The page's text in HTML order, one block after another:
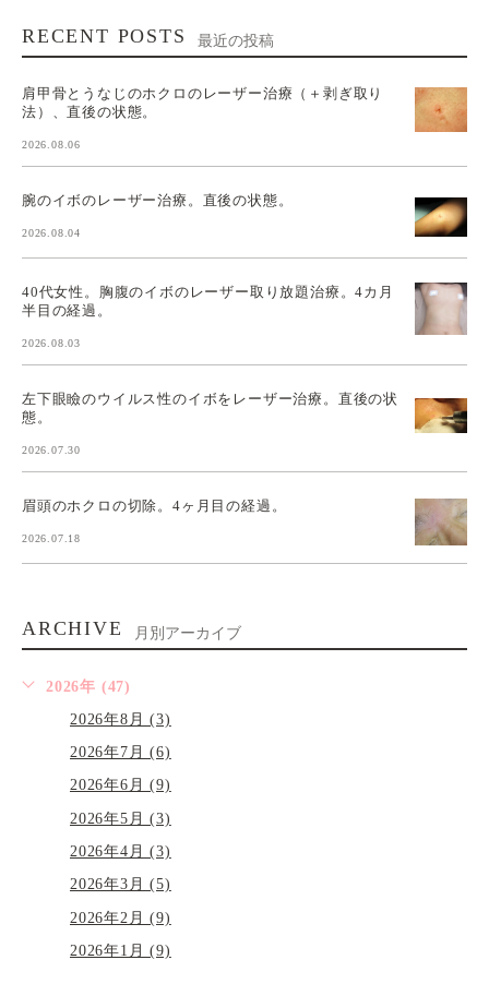
RECENT POSTS 最近の投稿
肩甲骨とうなじのホクロのレーザー治療（＋剥ぎ取り
法）、直後の状態。
2026.08.06
腕のイボのレーザー治療。直後の状態。
2026.08.04
40代女性。胸腹のイボのレーザー取り放題治療。4カ月
半目の経過。
2026.08.03
左下眼瞼のウイルス性のイボをレーザー治療。直後の状
態。
2026.07.30
眉頭のホクロの切除。4ヶ月目の経過。
2026.07.18
ARCHIVE 月別アーカイブ
2026年 (47)
2026年8月 (3)
2026年7月 (6)
2026年6月 (9)
2026年5月 (3)
2026年4月 (3)
2026年3月 (5)
2026年2月 (9)
2026年1月 (9)